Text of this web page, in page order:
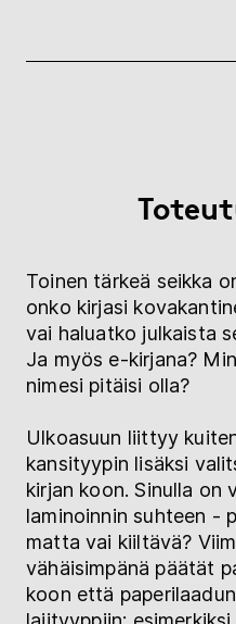
Toinen tärkeä seikka
onko kirjasi
vai haluatko julkaista
Ja myös e-kirjana?
nimesi pitäisi olla?
Ulkoasuun liittyy
kansityypin lisäksi
kirjan koon. Sinulla on
laminoinnin suhteen -
matta vai kiiltävä?
vähäisimpänä päätät
koon että